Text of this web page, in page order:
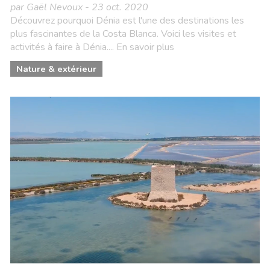
par Gaël Nevoux - 23 oct. 2020
Découvrez pourquoi Dénia est l'une des destinations les
plus fascinantes de la Costa Blanca. Voici les visites et
activités à faire à Dénia.... En savoir plus
Nature & extérieur